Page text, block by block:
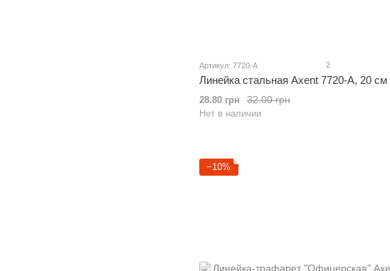
Артикул: 7720-A 2
Линейка стальная Axent 7720-A, 20 см
32.00 грн
28.80 грн
Нет в наличии
−10%